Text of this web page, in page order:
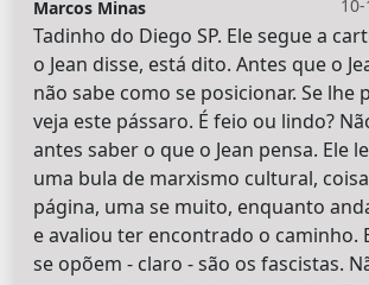
Marcos Minas
Tadinho do Diego SP. Ele segue a
o Jean disse, está dito. Antes que o
não sabe como se posicionar. Se lhe
veja este pássaro. É feio ou lindo?
antes saber o que o Jean pensa. Ele
uma bula de marxismo cultural,
página, uma se muito, enquanto
e avaliou ter encontrado o caminho.
se opõem - claro - são os fascistas.